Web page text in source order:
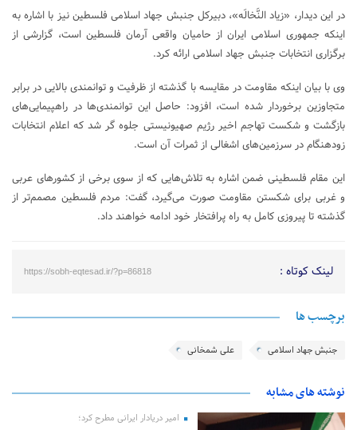
در این دیدار، «زیاد النَّخالَه»، دبیرکل جنبش جهاد اسلامی فلسطین نیز با اشاره به
اینکه جمهوری اسلامی ایران از حامیان واقعی آرمان فلسطین است، گزارشی از
برگزاری انتخابات جنبش جهاد اسلامی ارائه کرد.
وی با بیان اینکه مقاومت در مقایسه با گذشته از ظرفیت و توانمندی بالایی در برابر
متجاوزین برخوردار شده است، افزود: حاصل این توانمندی‌ها در راهپیمایی‌های
بازگشت و شکست تهاجم اخیر رژیم صهیونیستی جلوه گر شد که اعلام انتخابات
زودهنگام در سرزمین‌های اشغالی از ثمرات آن است.
این مقام فلسطینی ضمن اشاره به تلاش‌هایی که از سوی برخی از کشورهای عربی
و غربی برای شکستن مقاومت صورت می‌گیرد، گفت: مردم فلسطین مصمم‌تر از
گذشته تا پیروزی کامل به راه پرافتخار خود ادامه خواهند داد.
لینک کوتاه : https://sobh-eqtesad.ir/?p=86818
برچسب ها
جنبش جهاد اسلامی علی شمخانی
نوشته های مشابه
امیر دریادار ایرانی مطرح کرد؛